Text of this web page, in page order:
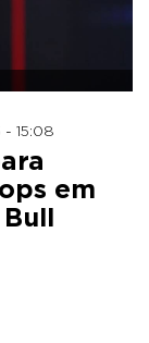
15:08
em